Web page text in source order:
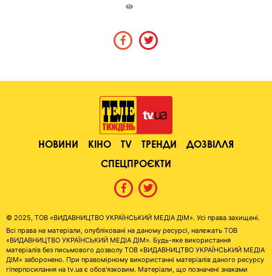
НОВИНИ КІНО TV ТРЕНДИ
ДОЗВІЛЛЯ
СПЕЦПРОЄКТИ
© 2025, ТОВ «ВИДАВНИЦТВО УКРАЇНСЬКИЙ МЕДІА ДІМ». Усі права захищені.
Всі права на матеріали, опубліковані на даному ресурсі, належать ТОВ
«ВИДАВНИЦТВО УКРАЇНСЬКИЙ МЕДІА ДІМ». Будь-яке використання
матеріалів без письмового дозволу ТОВ «ВИДАВНИЦТВО УКРАЇНСЬКИЙ МЕДІА
ДІМ» заборонено. При правомірному використанні матеріалів даного ресурсу
гіперпосилання на tv.ua є обов'язковим. Матеріали, що позначені знаками